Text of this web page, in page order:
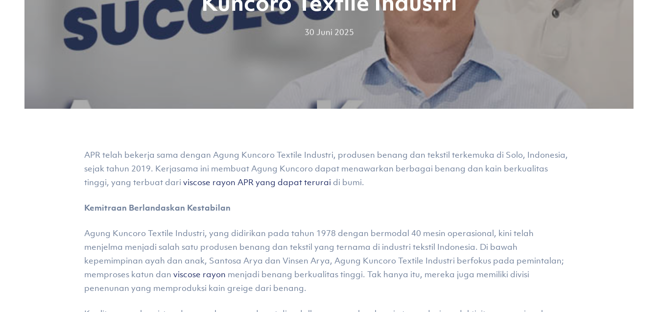
Hit enter to search or ESC to close
30 Juni 2025
APR telah bekerja sama dengan Agung Kuncoro Textile Industri, produsen benang dan tekstil terkemuka di Solo, Indonesia,
sejak tahun 2019. Kerjasama ini membuat Agung Kuncoro dapat menawarkan berbagai benang dan kain berkualitas
tinggi, yang terbuat dari viscose rayon APR yang dapat terurai di bumi.
Kemitraan Berlandaskan Kestabilan
Agung Kuncoro Textile Industri, yang didirikan pada tahun 1978 dengan bermodal 40 mesin operasional, kini telah
menjelma menjadi salah satu produsen benang dan tekstil yang ternama di industri tekstil Indonesia. Di bawah
kepemimpinan ayah dan anak, Santosa Arya dan Vinsen Arya, Agung Kuncoro Textile Industri berfokus pada pemintalan;
memproses katun dan viscose rayon menjadi benang berkualitas tinggi. Tak hanya itu, mereka juga memiliki divisi
penenunan yang memproduksi kain greige dari benang.